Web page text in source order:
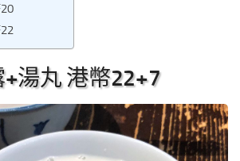
湯丸 港幣22+7